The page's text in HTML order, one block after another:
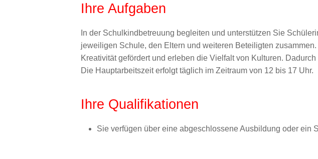
Ihre Aufgaben
In der Schulkindbetreuung begleiten und unterstützen Sie
jeweiligen Schule, den Eltern und weiteren Beteiligten
Kreativität gefördert und erleben die Vielfalt von Kulturen.
Die Hauptarbeitszeit erfolgt täglich im Zeitraum von 12 bis 17 Uhr.
Ihre Qualifikationen
Sie verfügen über eine abgeschlossene Ausbildung oder ein